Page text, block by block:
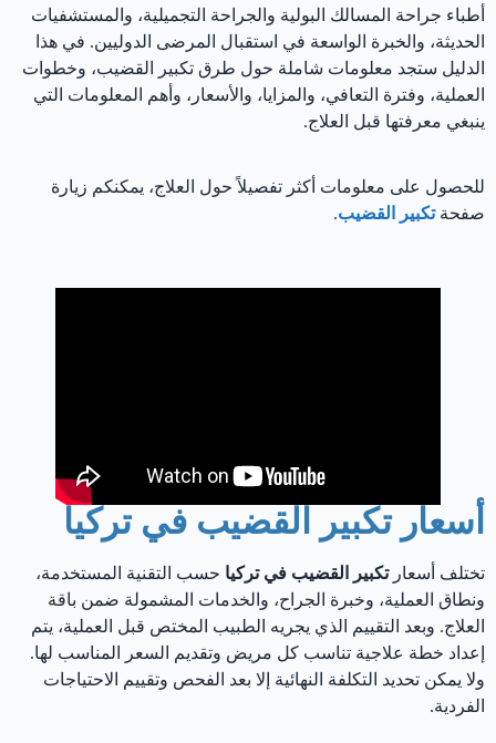
أطباء جراحة المسالك البولية والجراحة التجميلية، والمستشفيات
الحديثة، والخبرة الواسعة في استقبال المرضى الدوليين. في هذا
الدليل ستجد معلومات شاملة حول طرق تكبير القضيب، وخطوات
العملية، وفترة التعافي، والمزايا، والأسعار، وأهم المعلومات التي
ينبغي معرفتها قبل العلاج.
للحصول على معلومات أكثر تفصيلاً حول العلاج، يمكنكم زيارة
صفحةتكبير القضيب.
أسعار تكبير القضيب في تركيا
تختلف أسعارتكبير القضيب في تركيا حسب التقنية المستخدمة،
ونطاق العملية، وخبرة الجراح، والخدمات المشمولة ضمن باقة
العلاج. وبعد التقييم الذي يجريه الطبيب المختص قبل العملية، يتم
إعداد خطة علاجية تناسب كل مريض وتقديم السعر المناسب لها.
ولا يمكن تحديد التكلفة النهائية إلا بعد الفحص وتقييم الاحتياجات
الفردية.